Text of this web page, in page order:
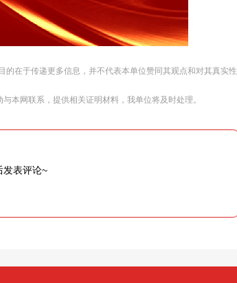
在于传递更多信息，并不代表本单位赞同其观点和对其真实性
本网联系，提供相关证明材料，我单位将及时处理。
发表评论~